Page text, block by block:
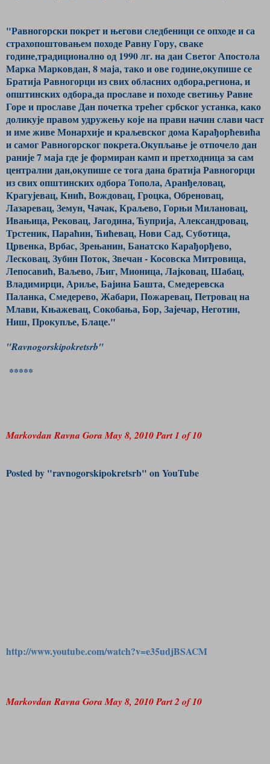
"Равногорски покрет и његови следбеници се опходе и са
страхопоштовањем походе Равну Гору, сваке
године,традиционално од 1990 лг. на дан Светог Апостола
Марка Марковдан, 8 маја, тако и ове године,окупише се
Братија Равногорци из свих обласних одбора,региона, и
општинских одбора,да прославе и походе светињу Равне
Горе и прославе Дан почетка трећег србског устанка, како
доликује правом удружењу које на прави начин слави част
и име живе Монархије и краљевског дома Карађорћевића
и самог Равногорског покрета.Окупљање је отпочело дан
раније 7 маја где је формиран камп и претходница за сам
централни дан,окупише се тога дана братија Равногорци
из свих општинских одбора Топола, Аранђеловац,
Крагујевац, Кнић, Вождовац, Гроцка, Обреновац,
Лазаревац, Земун, Чачак, Краљево, Горњи Милановац,
Ивањица, Рековац, Јагодина, Ћуприја, Александровац,
Трстеник, Параћин, Ћићевац, Нови Сад, Суботица,
Црвенка, Врбас, Зрењанин, Банатско Карађорђево,
Лесковац, Зубин Поток, Звечан - Косовска Митровица,
Лепосавић, Ваљево, Љиг, Мионица, Лајковац, Шабац,
Владимирци, Ариље, Бајина Башта, Смедеревска
Паланка, Смедерево, Жабари, Пожаревац, Петровац на
Млави, Књажевац, Сокобања, Бор, Зајечар, Неготин,
Ниш, Прокупље, Блаце."
"Ravnogorskipokretsrb"
*****
Markovdan Ravna Gora May 8, 2010 Part 1 of 10
Posted by "ravnogorskipokretsrb" on YouTube
http://www.youtube.com/watch?v=e35udjBSACM
Markovdan Ravna Gora May 8, 2010 Part 2 of 10